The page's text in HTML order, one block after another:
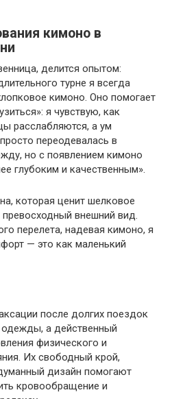
кимоно в
делится опытом:
турне я всегда
кимоно. Оно помогает
я чувствую, как
расслабляются, а ум
переодевалась в
но с появлением кимоно
глубоким и качественным».
которая ценит шелковое
превосходный внешний вид.
перелета, надевая кимоно, я
— это как маленький
после долгих поездок
а действенный
физического и
Их свободный крой,
дизайн помогают
кровообращение и